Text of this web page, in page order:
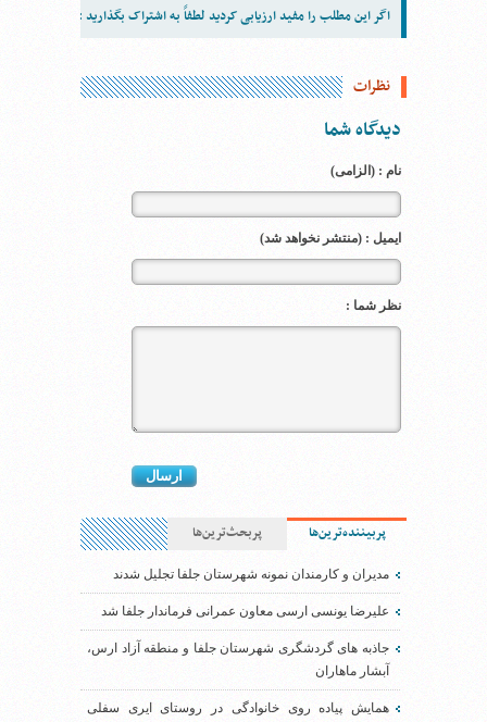
اگر این مطلب را مفید ارزیابی کردید لطفاً به اشتراک بگذارید :
نظرات
دیدگاه شما
نام : (الزامی)
ایمیل : (منتشر نخواهد شد)
نظر شما :
پربیننده‌ترین‌ها پربحث‌ترین‌ها
مدیران و کارمندان نمونه شهرستان جلفا تجلیل شدند
علیرضا یونسی ارسی معاون عمرانی فرماندار جلفا شد
جاذبه های گردشگری شهرستان جلفا و منطقه آزاد ارس،
آبشار ماهاران
همایش پیاده روی خانوادگی در روستای ایری سفلی